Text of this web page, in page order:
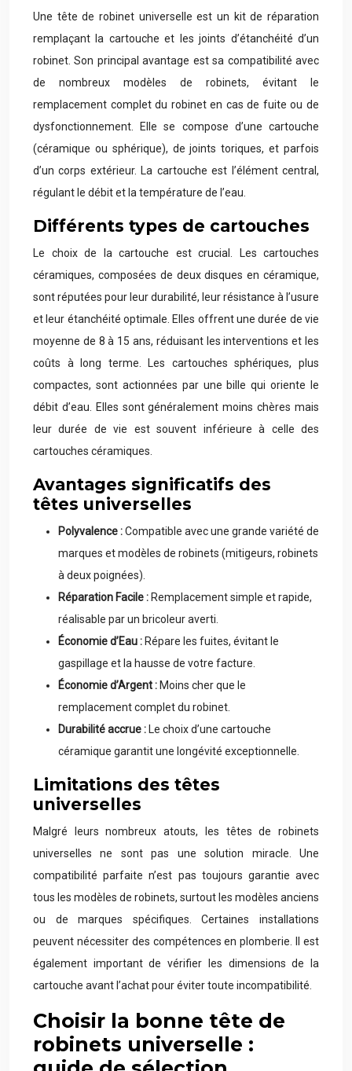
Une tête de robinet universelle est un kit de réparation
remplaçant la cartouche et les joints d’étanchéité d’un
robinet. Son principal avantage est sa compatibilité avec
de nombreux modèles de robinets, évitant le
remplacement complet du robinet en cas de fuite ou de
dysfonctionnement. Elle se compose d’une cartouche
(céramique ou sphérique), de joints toriques, et parfois
d’un corps extérieur. La cartouche est l’élément central,
régulant le débit et la température de l’eau.
Différents types de cartouches
Le choix de la cartouche est crucial. Les cartouches
céramiques, composées de deux disques en céramique,
sont réputées pour leur durabilité, leur résistance à l’usure
et leur étanchéité optimale. Elles offrent une durée de vie
moyenne de 8 à 15 ans, réduisant les interventions et les
coûts à long terme. Les cartouches sphériques, plus
compactes, sont actionnées par une bille qui oriente le
débit d’eau. Elles sont généralement moins chères mais
leur durée de vie est souvent inférieure à celle des
cartouches céramiques.
Avantages significatifs des
têtes universelles
Polyvalence :Compatible avec une grande variété de
marques et modèles de robinets (mitigeurs, robinets
à deux poignées).
Réparation Facile : Remplacement simple et rapide,
réalisable par un bricoleur averti.
Économie d’Eau : Répare les fuites, évitant le
gaspillage et la hausse de votre facture.
Économie d’Argent : Moins cher que le
remplacement complet du robinet.
Durabilité accrue : Le choix d’une cartouche
céramique garantit une longévité exceptionnelle.
Limitations des têtes
universelles
Malgré leurs nombreux atouts, les têtes de robinets
universelles ne sont pas une solution miracle. Une
compatibilité parfaite n’est pas toujours garantie avec
tous les modèles de robinets, surtout les modèles anciens
ou de marques spécifiques. Certaines installations
peuvent nécessiter des compétences en plomberie. Il est
également important de vérifier les dimensions de la
cartouche avant l’achat pour éviter toute incompatibilité.
Choisir la bonne tête de
robinets universelle :